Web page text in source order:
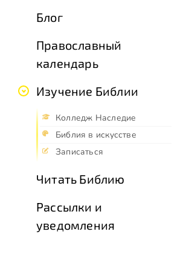
Блог
Православный
календарь
Изучение Библии
Колледж Наследие
Библия в искусстве
Записаться
Читать Библию
Рассылки и
уведомления